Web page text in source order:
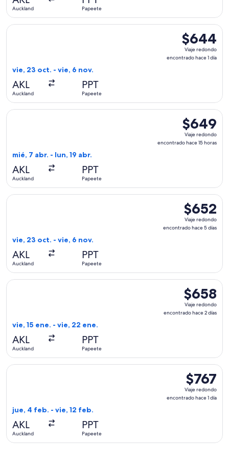
Auckland Papeete
$644
Viaje
redondo,
$644
Viaje redondo
encontrado hace 1 día
vie, 23 oct. - vie, 6 nov.
AKL
Auckland
PPT
Papeete
Seleccionar vuelo de Air New Zealand, con salida el vie,
$649
Viaje
redondo,
$649
Viaje redondo
encontrado hace 15 horas
mié, 7 abr. - lun, 19 abr.
AKL
Auckland
PPT
Papeete
Seleccionar vuelo de Air New Zealand, con salida el mié, 7
$652
Viaje
redondo,
$652
Viaje redondo
encontrado hace 5 días
vie, 23 oct. - vie, 6 nov.
AKL
Auckland
PPT
Papeete
Seleccionar vuelo de Air New Zealand, con salida el vie,
$658
Viaje
redondo,
$658
Viaje redondo
encontrado hace 2 días
vie, 15 ene. - vie, 22 ene.
AKL
Auckland
PPT
Papeete
Seleccionar vuelo de Air New Zealand, con salida el vie,
$767
Viaje
redondo,
$767
Viaje redondo
encontrado hace 1 día
jue, 4 feb. - vie, 12 feb.
AKL
Auckland
PPT
Papeete
Seleccionar vuelo de Qantas Airways, con salida el jue, 4